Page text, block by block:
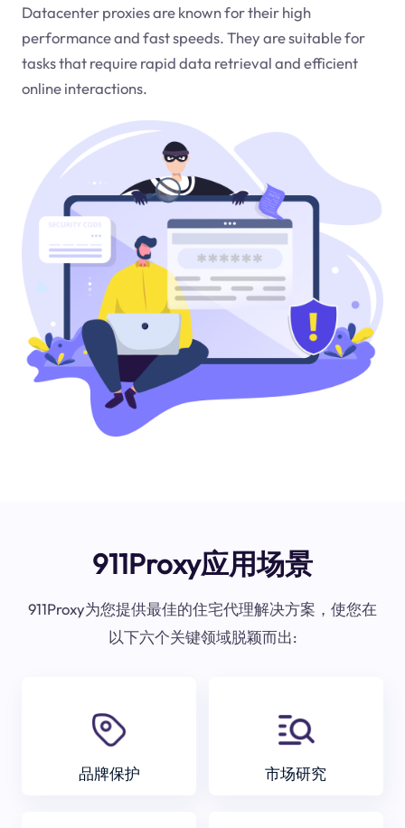
Datacenter proxies are known for their high
performance and fast speeds. They are suitable for
tasks that require rapid data retrieval and efficient
online interactions.
911Proxy应用场景
911Proxy为您提供最佳的住宅代理解决方案，使您在
以下六个关键领域脱颖而出:
品牌保护 市场研究